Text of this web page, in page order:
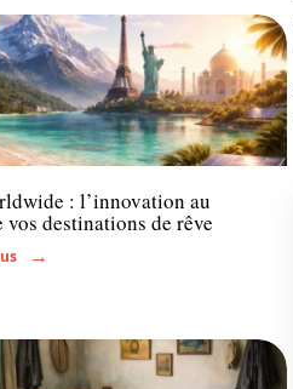
: l’innovation au
vos destinations de rêve